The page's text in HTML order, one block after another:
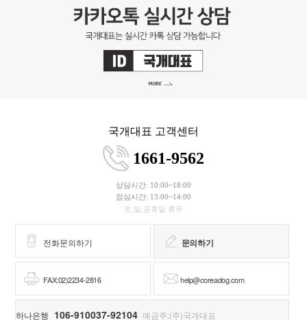
국개대표 고객센터
1661-9562
상담시간: 10:00~18:00
점심시간: 13:00~14:00
토,일,공휴일 휴무
전화문의하기 문의하기
FAX:02)2234-2816 help@coreadog.com
하나은행 106-910037-92104 예금주:(주)국개대표